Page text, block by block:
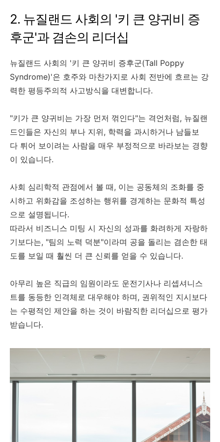
2. 뉴질랜드 사회의 '키 큰 양귀비 증
후군'과 겸손의 리더십
뉴질랜드 사회의 '키 큰 양귀비 증후군(Tall Poppy
Syndrome)'은 호주와 마찬가지로 사회 전반에 흐르는 강
력한 평등주의적 사고방식을 대변합니다.
"키가 큰 양귀비는 가장 먼저 꺾인다"는 격언처럼, 뉴질랜
드인들은 자신의 부나 지위, 학력을 과시하거나 남들보
다 튀어 보이려는 사람을 매우 부정적으로 바라보는 경향
이 있습니다.
사회 심리학적 관점에서 볼 때, 이는 공동체의 조화를 중
시하고 위화감을 조성하는 행위를 경계하는 문화적 특성
으로 설명됩니다.
따라서 비즈니스 미팅 시 자신의 성과를 화려하게 자랑하
기보다는, "팀의 노력 덕분"이라며 공을 돌리는 겸손한 태
도를 보일 때 훨씬 더 큰 신뢰를 얻을 수 있습니다.
아무리 높은 직급의 임원이라도 운전기사나 리셉셔니스
트를 동등한 인격체로 대우해야 하며, 권위적인 지시보다
는 수평적인 제안을 하는 것이 바람직한 리더십으로 평가
받습니다.